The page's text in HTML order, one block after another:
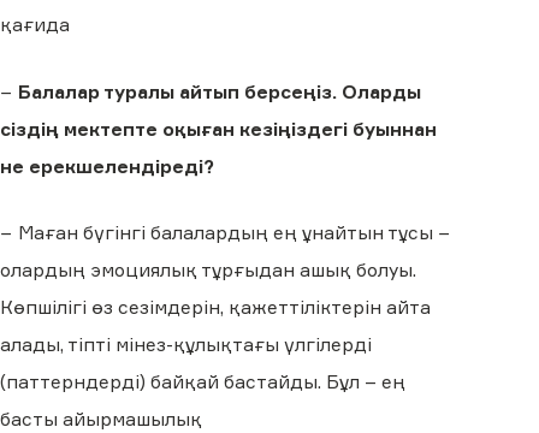
қағида
− Балалар туралы айтып берсеңіз. Оларды
сіздің мектепте оқыған кезіңіздегі буыннан
не ерекшелендіреді?
− Маған бүгінгі балалардың ең ұнайтын тұсы −
олардың эмоциялық тұрғыдан ашық болуы.
Көпшілігі өз сезімдерін, қажеттіліктерін айта
алады, тіпті мінез-құлықтағы үлгілерді
(паттерндерді) байқай бастайды. Бұл – ең
басты айырмашылық